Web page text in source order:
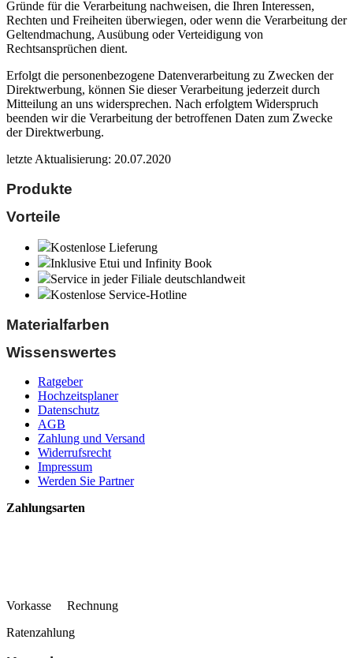
Gründe für die Verarbeitung nachweisen, die Ihren Interessen,
Rechten und Freiheiten überwiegen, oder wenn die Verarbeitung der
Geltendmachung, Ausübung oder Verteidigung von
Rechtsansprüchen dient.
Erfolgt die personenbezogene Datenverarbeitung zu Zwecken der
Direktwerbung, können Sie dieser Verarbeitung jederzeit durch
Mitteilung an uns widersprechen. Nach erfolgtem Widerspruch
beenden wir die Verarbeitung der betroffenen Daten zum Zwecke
der Direktwerbung.
letzte Aktualisierung: 20.07.2020
Produkte
Vorteile
Kostenlose Lieferung
Inklusive Etui und Infinity Book
Service in jeder Filiale deutschlandweit
Kostenlose Service-Hotline
Materialfarben
Wissenswertes
Ratgeber
Hochzeitsplaner
Datenschutz
AGB
Zahlung und Versand
Widerrufsrecht
Impressum
Werden Sie Partner
Zahlungsarten
Vorkasse Rechnung
Ratenzahlung